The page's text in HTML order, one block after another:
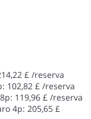
£ /reserva
102,82 £ /reserva
119,96 £ /reserva
4p: 205,65 £